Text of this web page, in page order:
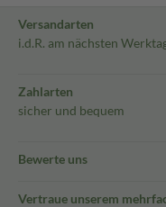
Versandarten
i.d.R. am nächsten
Zahlarten
sicher und bequem
Bewerte uns
Vertraue unserem